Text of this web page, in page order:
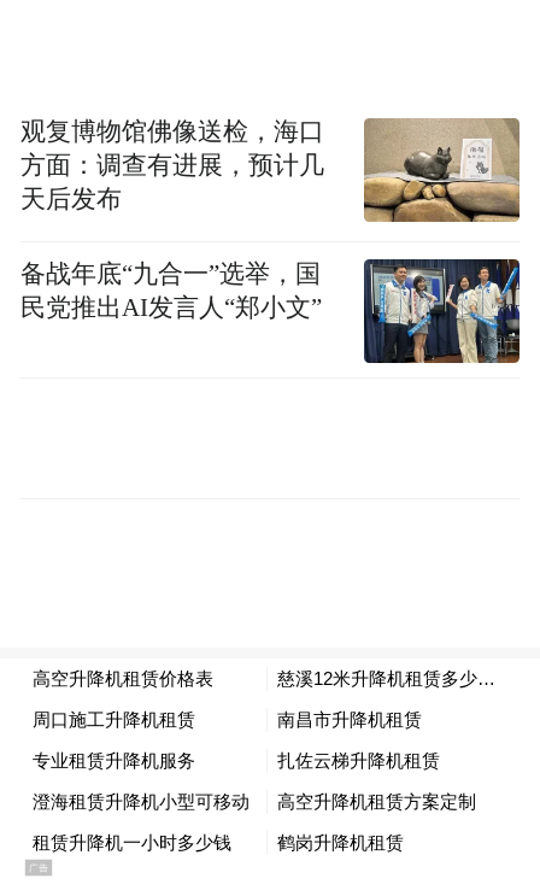
积极推动“强省会”和“畅交通”战略落地、高
效提升省会城市经济首位度、增强城市影响
力及区域竞争力的具体举措。项目建成后将
有效缓解兰州东出入口的交通拥堵压力，对
于加快兰州全国性综合交通枢纽城市建设步
伐、促进区域资源开发和利用、助力兰州经
丽兰州
盘活区域交通 完善城市路网
打造综合枢纽
兰州市已初步建成铁路、公路、
观复博物馆佛像送检，海口
方面：调查有进展，预计几
天后发布
备战年底“九合一”选举，国
民党推出AI发言人“郑小文”